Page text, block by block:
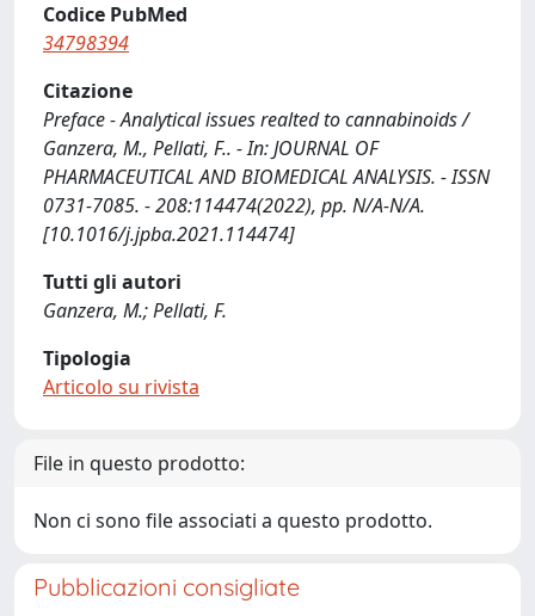
Codice PubMed
34798394
Citazione
Preface - Analytical issues realted to cannabinoids /
Ganzera, M., Pellati, F.. - In: JOURNAL OF
PHARMACEUTICAL AND BIOMEDICAL ANALYSIS. - ISSN
0731-7085. - 208:114474(2022), pp. N/A-N/A.
[10.1016/j.jpba.2021.114474]
Tutti gli autori
Ganzera, M.; Pellati, F.
Tipologia
Articolo su rivista
File in questo prodotto:
Non ci sono file associati a questo prodotto.
Pubblicazioni consigliate